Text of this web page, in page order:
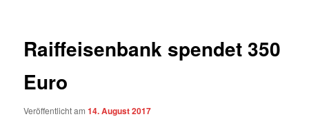
Raiffeisenbank spendet 350
Euro
Veröffentlicht am14. August 2017